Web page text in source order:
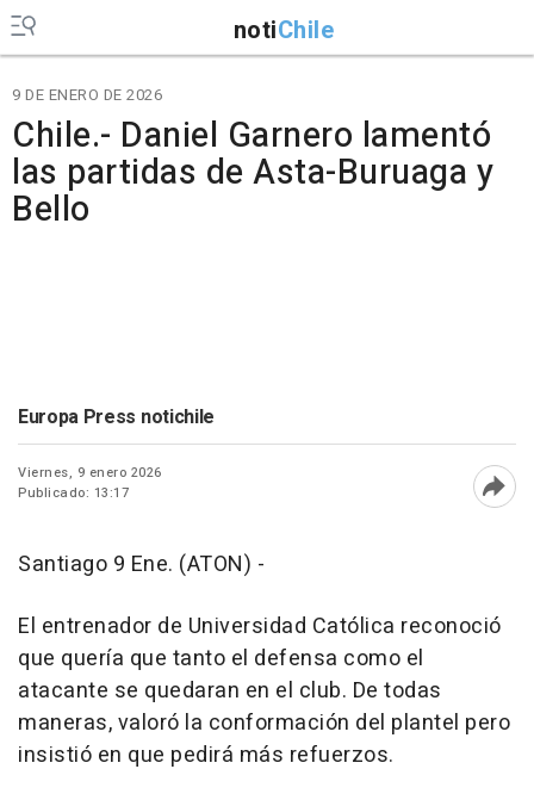
notiChile
9 DE ENERO DE 2026
Chile.- Daniel Garnero lamentó
las partidas de Asta-Buruaga y
Bello
Europa Press notichile
Viernes, 9 enero 2026
Publicado: 13:17
Santiago 9 Ene. (ATON) -
El entrenador de Universidad Católica reconoció
que quería que tanto el defensa como el
atacante se quedaran en el club. De todas
maneras, valoró la conformación del plantel pero
insistió en que pedirá más refuerzos.